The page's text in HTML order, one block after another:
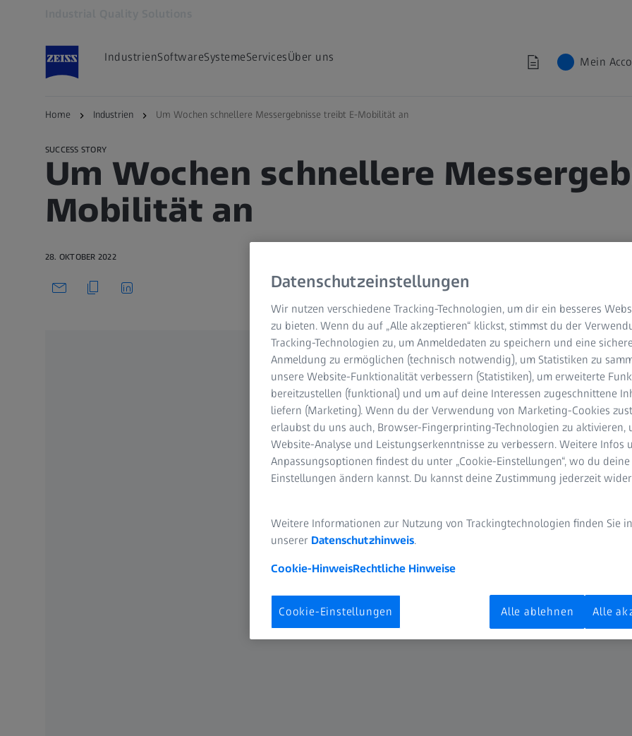
IndustrienSoftwareSystemeServicesÜber uns Mein
Home Industrien Um Wochen schnellere Messergebnisse treibt E-Mobilität an
SUCCESS STORY
Um Wochen schnellere
Mobilität an
28. OKTOBER 2022
Datenschutzeinstellungen
Wir nutzen verschiedene Tracking-Technologien, um dir ein besseres
zu bieten. Wenn du auf „Alle akzeptieren“ klickst, stimmst du der
Tracking-Technologien zu, um Anmeldedaten zu speichern und eine sichere
Anmeldung zu ermöglichen (technisch notwendig), um Statistiken zu
unsere Website-Funktionalität verbessern (Statistiken), um erweiterte
bereitzustellen (funktional) und um auf deine Interessen zugeschnittene
liefern (Marketing). Wenn du der Verwendung von Marketing-Cookies
erlaubst du uns auch, Browser-Fingerprinting-Technologien zu aktivieren,
Website-Analyse und Leistungserkenntnisse zu verbessern. Weitere Infos
Anpassungsoptionen findest du unter „Cookie-Einstellungen“, wo du deine
Einstellungen ändern kannst. Du kannst deine Zustimmung jederzeit
Weitere Informationen zur Nutzung von Trackingtechnologien finden Sie in
unserer Datenschutzhinweis.
Cookie-HinweisRechtliche Hinweise
Cookie-Einstellungen Alle ablehnen Alle